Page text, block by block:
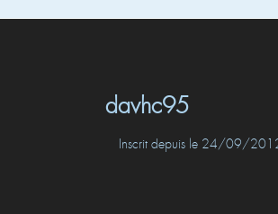
davhc95
Inscrit depuis le 24/09/